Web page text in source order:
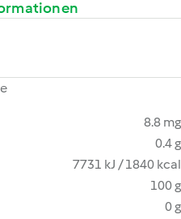
8.8 mg
0.4 g
7731 kJ / 1840 kcal
100 g
0 g